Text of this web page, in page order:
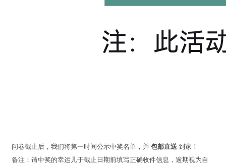
问卷截止后，我们将第一时间公示中奖名单，并 包邮直送 到家！
备注：请中奖的幸运儿于截止日期前填写正确收件信息，逾期视为自